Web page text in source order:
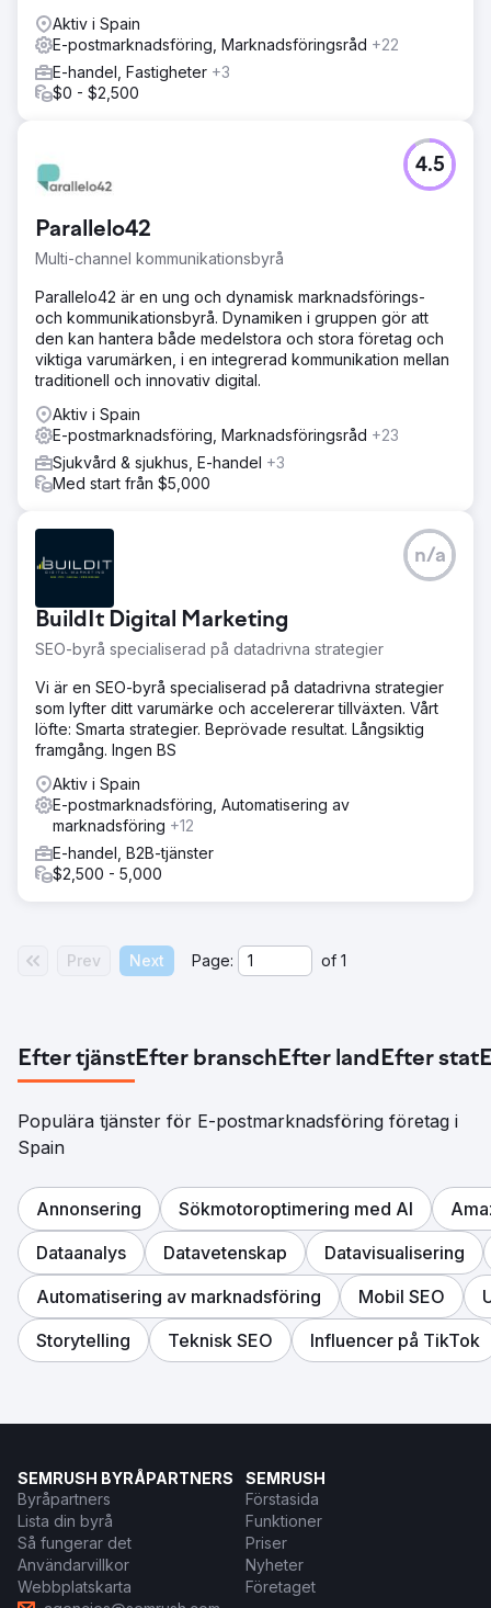
Aktiv i Spain
E-postmarknadsföring, Marknadsföringsråd +22
E-handel, Fastigheter +3
$0 - $2,500
Parallelo42
Multi-channel kommunikationsbyrå
4.5
Parallelo42 är en ung och dynamisk marknadsförings-
och kommunikationsbyrå. Dynamiken i gruppen gör att
den kan hantera både medelstora och stora företag och
viktiga varumärken, i en integrerad kommunikation mellan
traditionell och innovativ digital.
Aktiv i Spain
E-postmarknadsföring, Marknadsföringsråd +23
Sjukvård & sjukhus, E-handel +3
Med start från $5,000
BuildIt Digital Marketing
SEO-byrå specialiserad på datadrivna strategier
n/a
Vi är en SEO-byrå specialiserad på datadrivna strategier
som lyfter ditt varumärke och accelererar tillväxten. Vårt
löfte: Smarta strategier. Beprövade resultat. Långsiktig
framgång. Ingen BS
Aktiv i Spain
E-postmarknadsföring, Automatisering av
marknadsföring +12
E-handel, B2B-tjänster
$2,500 - 5,000
Prev Next Page: of 1
Efter tjänstEfter branschEfter landEfter stat
Populära tjänster för E-postmarknadsföring företag i
Spain
Annonsering Sökmotoroptimering med AI
Dataanalys
Datavetenskap
Datavisualisering
Automatisering av marknadsföring
Mobil SEO
Storytelling
Teknisk SEO Influencer på TikTok
SEMRUSH BYRÅPARTNERS
Byråpartners
Lista din byrå
Så fungerar det
Användarvillkor
Webbplatskarta
SEMRUSH
Förstasida
Funktioner
Priser
Nyheter
Företaget